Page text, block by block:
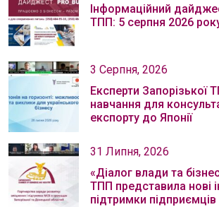
Інформаційний
ТПП: 5 серпня 2026
3 Серпня, 2026
Експерти Запорізької
навчання для
експорту до Японії
31 Липня, 2026
«Діалог влади та
ТПП представила нові
підтримки підприємців